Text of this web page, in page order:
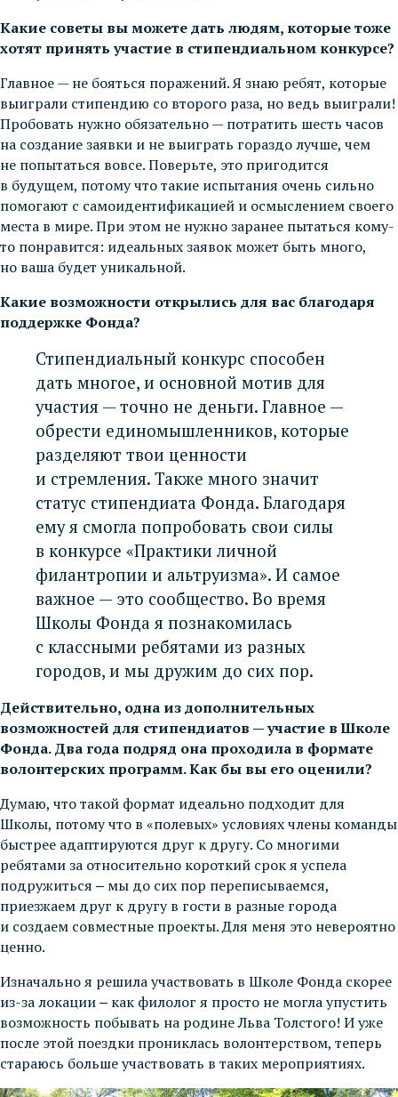
Какие советы вы можете дать людям, которые тоже
хотят принять участие в стипендиальном конкурсе?
Главное — не бояться поражений. Я знаю ребят, которые
выиграли стипендию со второго раза, но ведь выиграли!
Пробовать нужно обязательно — потратить шесть часов
на создание заявки и не выиграть гораздо лучше, чем
не попытаться вовсе. Поверьте, это пригодится
в будущем, потому что такие испытания очень сильно
помогают с самоидентификацией и осмыслением своего
места в мире. При этом не нужно заранее пытаться кому-
то понравится: идеальных заявок может быть много,
но ваша будет уникальной.
Какие возможности открылись для вас благодаря
поддержке Фонда?
Стипендиальный конкурс способен
дать многое, и основной мотив для
участия — точно не деньги. Главное —
обрести единомышленников, которые
разделяют твои ценности
и стремления. Также много значит
статус стипендиата Фонда. Благодаря
ему я смогла попробовать свои силы
в конкурсе «Практики личной
филантропии и альтруизма». И самое
важное — это сообщество. Во время
Школы Фонда я познакомилась
с классными ребятами из разных
городов, и мы дружим до сих пор.
Действительно, одна из дополнительных
возможностей для стипендиатов — участие в Школе
Фонда. Два года подряд она проходила в формате
волонтерских программ. Как бы вы его оценили?
Думаю, что такой формат идеально подходит для
Школы, потому что в «полевых» условиях члены команды
быстрее адаптируются друг к другу. Со многими
ребятами за относительно короткий срок я успела
подружиться ‒ мы до сих пор переписываемся,
приезжаем друг к другу в гости в разные города
и создаем совместные проекты. Для меня это невероятно
ценно.
Изначально я решила участвовать в Школе Фонда скорее
из-за локации ‒ как филолог я просто не могла упустить
возможность побывать на родине Льва Толстого! И уже
после этой поездки прониклась волонтерством, теперь
стараюсь больше участвовать в таких мероприятиях.